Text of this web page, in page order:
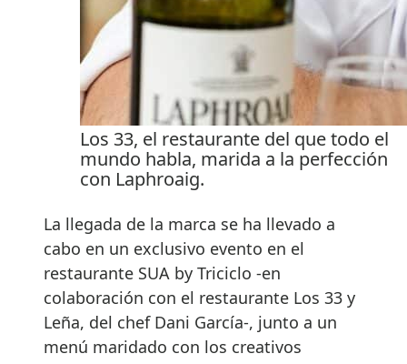
Los 33, el restaurante del que todo el
mundo habla, marida a la perfección
con Laphroaig.
La llegada de la marca se ha llevado a
cabo en un exclusivo evento en el
restaurante SUA by Triciclo -en
colaboración con el restaurante Los 33 y
Leña, del chef Dani García-, junto a un
menú maridado con los creativos